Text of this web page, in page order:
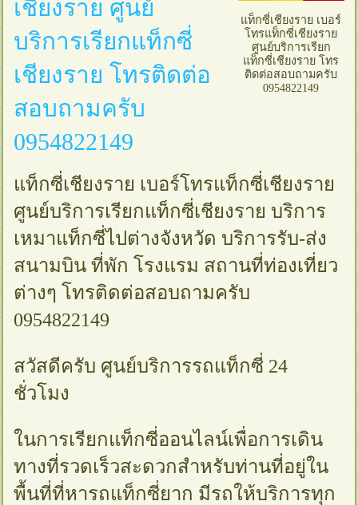
แท็กซี่เชียงราย เบอร์
โทรแท็กซี่เชียงราย
ศูนย์บริการเรียก
แท็กซี่เชียงราย โทร
ติดต่อสอบถามครับ
0954822149
เชียงราย ศูนย์
บริการเรียกแท็กซี่
เชียงราย โทรติดต่อ
สอบถามครับ
0954822149
แท็กซี่เชียงราย เบอร์โทรแท็กซี่เชียงราย
ศูนย์บริการเรียกแท็กซี่เชียงราย บริการ
เหมาแท็กซี่ไปต่างจังหวัด บริการรับ-ส่ง
สนามบิน ที่พัก โรงแรม สถานที่ท่องเที่ยว
ต่างๆ โทรติดต่อสอบถามครับ
0954822149
สวัสดีครับ ศูนย์บริการรถแท็กซี่ 24
ชั่วโมง
ในการเรียกแท็กซี่ออนไลน์เพื่อการเดิน
ทางที่รวดเร็วสะดวกสำหรับท่านที่อยู่ใน
พื้นที่ที่หารถแท็กซี่ยาก มีรถให้บริการทุก